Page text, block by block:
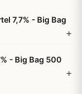
7,7% - Big Bag
- Big Bag 500